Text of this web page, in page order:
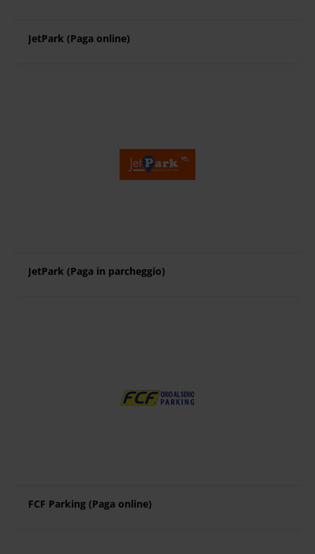
JetPark (Paga online)
JetPark (Paga in parcheggio)
FCF Parking (Paga online)